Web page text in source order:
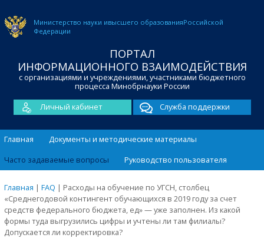
Министерство науки ивысшего образованияРоссийской
Федерации
ПОРТАЛ
ИНФОРМАЦИОННОГО ВЗАИМОДЕЙСТВИЯ
с организациями и учреждениями, участниками бюджетного
процесса Минобрнауки России
Личный кабинет
Служба поддержки
Главная
Документы и методические материалы
Часто задаваемые вопросы
Руководство пользователя
Главная | FAQ | Расходы на обучение по УГСН, столбец
«Среднегодовой контингент обучающихся в 2019 году за счет
средств федерального бюджета, ед» — уже заполнен. Из какой
формы туда выгрузились цифры и учтены ли там филиалы?
Допускается ли корректировка?